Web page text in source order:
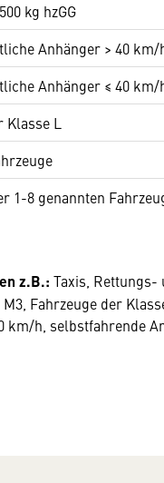
kg hzGG
Anhänger > 40 km/
Anhänger ≤ 40 km/
L
1-8 genannten
z.B.: Taxis, Rettungs-
Fahrzeuge der
km/h, selbstfahrende